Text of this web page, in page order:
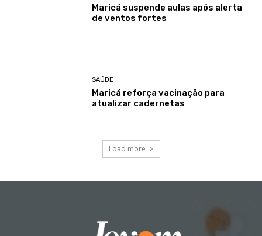
Maricá suspende aulas após alerta
de ventos fortes
SAÚDE
Maricá reforça vacinação para
atualizar cadernetas
Load more